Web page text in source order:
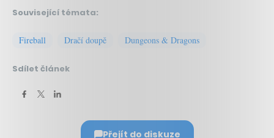
Související témata:
Fireball Dračí doupě Dungeons & Dragons
Sdílet článek
Přejít do diskuze